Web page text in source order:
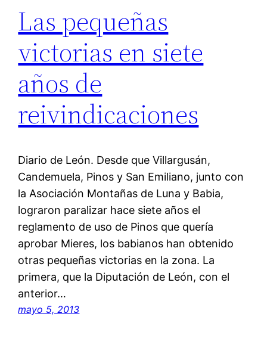
Las pequeñas
victorias en siete
años de
reivindicaciones
Diario de León. Desde que Villargusán,
Candemuela, Pinos y San Emiliano, junto con
la Asociación Montañas de Luna y Babia,
lograron paralizar hace siete años el
reglamento de uso de Pinos que quería
aprobar Mieres, los babianos han obtenido
otras pequeñas victorias en la zona. La
primera, que la Diputación de León, con el
anterior…
mayo 5, 2013